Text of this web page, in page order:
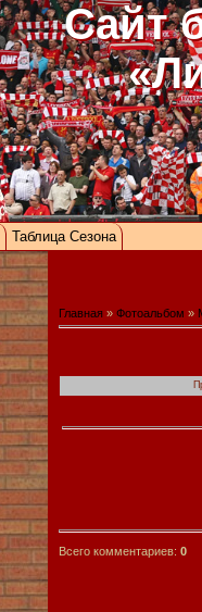
Сайт
Таблица Сезона
Главная » Фотоальбом »
Всего комментариев: 0